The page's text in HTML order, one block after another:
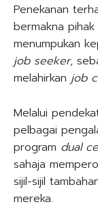
Penekanan
bermakna
menumpukan
job seeker,
melahirkan job
Melalui
pelbagai
program dual
sahaja
sijil-sijil
mereka.